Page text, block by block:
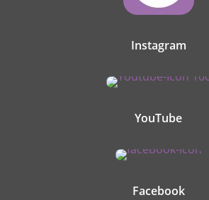
Instagram
YouTube
Facebook